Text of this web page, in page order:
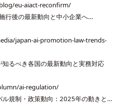
eu-aiact-reconfirm/
行後の最新動向と中小企業へ…
japan-ai-promotion-law-trends-
るべき各国の最新動向と実務対応
ai-regulation/
ル規制・政策動向：2025年の動きと…